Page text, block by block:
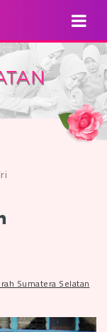
Sumatera Selatan